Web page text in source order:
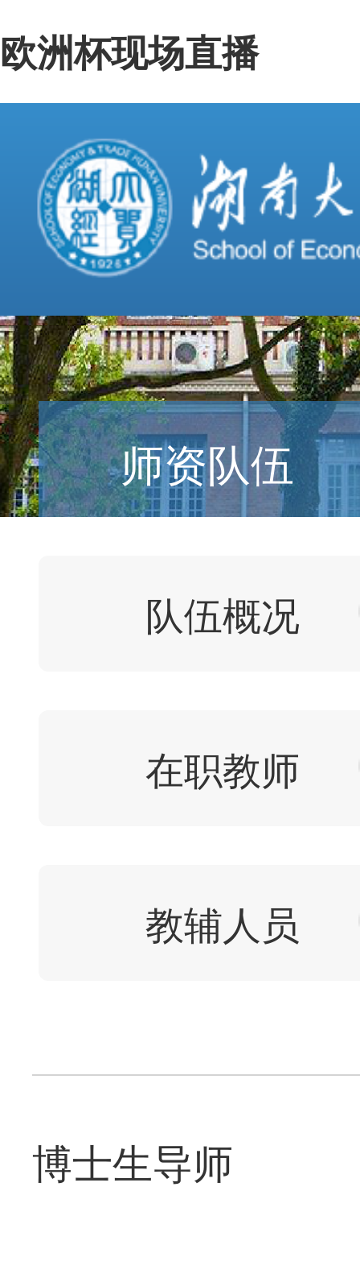
欧洲杯现场直播
师资队伍
队伍概况
在职教师
教辅人员
博士生导师